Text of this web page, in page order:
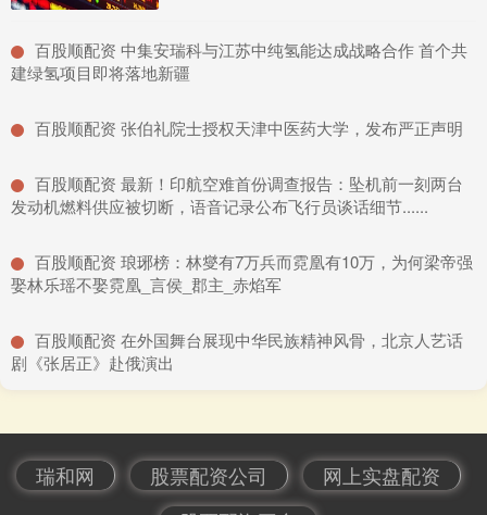
​百股顺配资 中集安瑞科与江苏中纯氢能达成战略合作 首个共
建绿氢项目即将落地新疆
​百股顺配资 张伯礼院士授权天津中医药大学，发布严正声明
​百股顺配资 最新！印航空难首份调查报告：坠机前一刻两台
发动机燃料供应被切断，语音记录公布飞行员谈话细节......
​百股顺配资 琅琊榜：林燮有7万兵而霓凰有10万，为何梁帝强
娶林乐瑶不娶霓凰_言侯_郡主_赤焰军
​百股顺配资 在外国舞台展现中华民族精神风骨，北京人艺话
剧《张居正》赴俄演出
瑞和网 股票配资公司
网上实盘配资